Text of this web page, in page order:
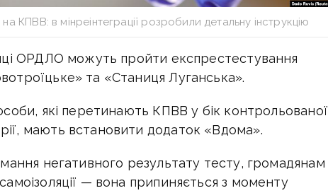
КПВВ: в мінреінтеграції розробили детальну інструкцію
ОРДЛО можуть пройти експрестестування
та «Станиця Луганська».
які перетинають КПВВ у бік контрольованої
мають встановити додаток «Вдома».
негативного результату тесту, громадянам
— вона припиняється з моменту